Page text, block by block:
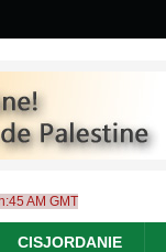
AM GMT
CISJORDANIE